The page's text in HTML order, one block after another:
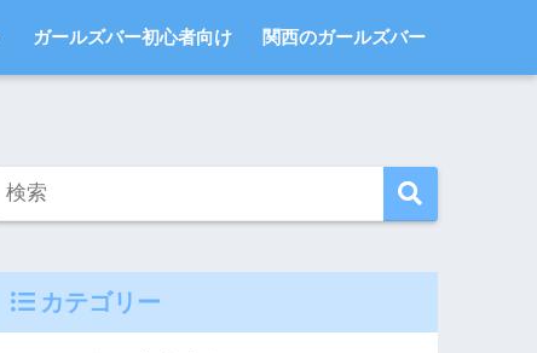
ガールズバー初心者向け 関西のガールズバー
カテゴリー